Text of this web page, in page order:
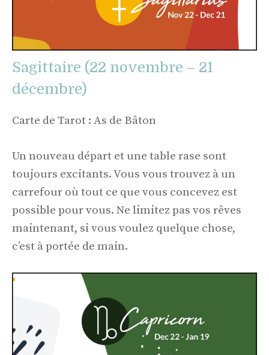
Sagittaire (22 novembre – 21
décembre)
Carte de Tarot : As de Bâton
Un nouveau départ et une table rase sont
toujours excitants. Vous vous trouvez à un
carrefour où tout ce que vous concevez est
possible pour vous. Ne limitez pas vos rêves
maintenant, si vous voulez quelque chose,
c’est à portée de main.